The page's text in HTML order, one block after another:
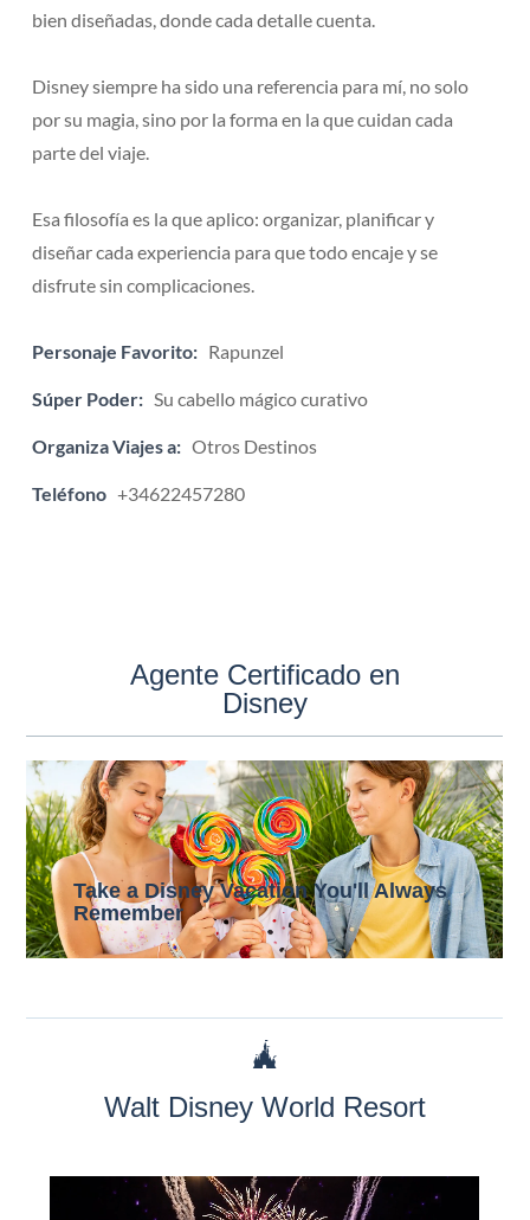
bien diseñadas, donde cada detalle cuenta.
Disney siempre ha sido una referencia para mí, no solo
por su magia, sino por la forma en la que cuidan cada
parte del viaje.
Esa filosofía es la que aplico: organizar, planificar y
diseñar cada experiencia para que todo encaje y se
disfrute sin complicaciones.
Personaje Favorito: Rapunzel
Súper Poder: Su cabello mágico curativo
Organiza Viajes a: Otros Destinos
Teléfono +34622457280